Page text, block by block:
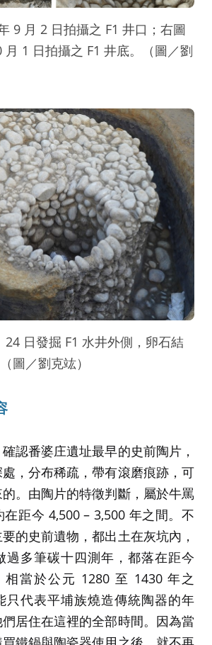
9 月 2 日拍攝之 F1 井口；右圖
月 1 日拍攝之 F1 井底。（圖／劉
24 日發掘 F1 水井外側，卵石結
圖／劉克竑）
認番婆庄遺址最早的史前陶片，
，分布稀疏，帶有滾磨痕跡，可
。由陶片的特徵判斷，屬於牛罵
距今 4,500 – 3,500 年之間。不
的史前遺物，都出土在灰坑內，
過多筆碳十四測年，都落在距今
相當於公元 1280 至 1430 年之
只代表平埔族燒造傳統陶器的年
居住在這裡的全部時間。因為當